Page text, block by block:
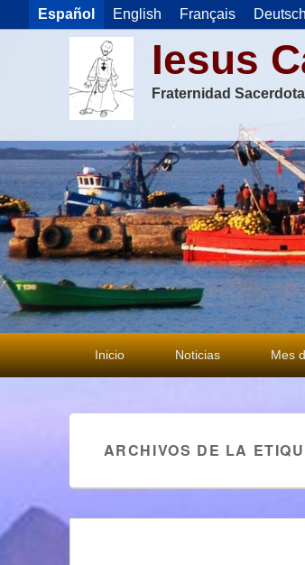
Español English Français Deutsch
Iesus
Fraternidad
Menú
principal
Inicio Noticias Mes
ARCHIVOS DE LA